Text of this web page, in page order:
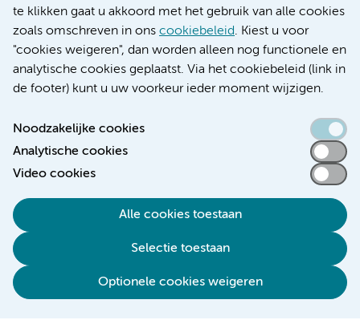
te klikken gaat u akkoord met het gebruik van alle cookies
zoals omschreven in ons cookiebeleid. Kiest u voor
"cookies weigeren", dan worden alleen nog functionele en
analytische cookies geplaatst. Via het cookiebeleid (link in
de footer) kunt u uw voorkeur ieder moment wijzigen.
Noodzakelijke cookies
Analytische cookies
Video cookies
Alle cookies toestaan
Selectie toestaan
Optionele cookies weigeren
Verwijzen & diagnostiek
Toegankelijkheidsverklaring
Responsible disclosure